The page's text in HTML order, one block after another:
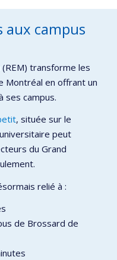
aux campus
transforme les
Montréal en offrant un
ses campus.
, située sur le
peut
du Grand
relié à :
de Brossard de